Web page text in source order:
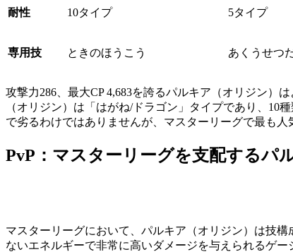
耐性 10タイプ 5タイプ
専用技 ときのほうこう あくうせつ
攻撃力286、最大CP 4,683を誇るパルキア（オリジン）
（オリジン）は「はがね/ドラゴン」タイプであり、
で劣るわけではありませんが、マスターリーグで最も人
PvP：マスターリーグを支配するパ
マスターリーグにおいて、パルキア（オリジン）は技
ないエネルギーで非常に高いダメージを与えられるゲ